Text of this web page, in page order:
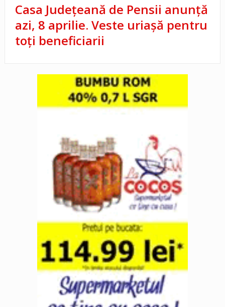
Casa Județeană de Pensii anunță
azi, 8 aprilie. Veste uriașă pentru
toți beneficiarii